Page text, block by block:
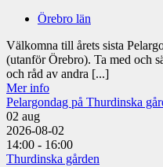
Örebro län
Välkomna till årets sista
(utanför Örebro). Ta med och
och råd av andra [...]
Mer info
Pelargondag på Thurdinska
02 aug
2026-08-02
14:00 - 16:00
Thurdinska gården